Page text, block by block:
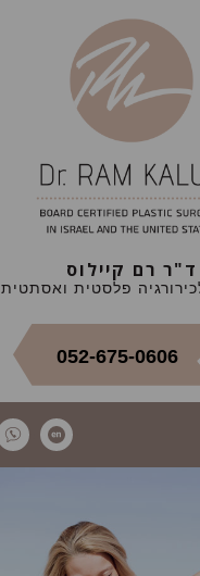
ד"ר רם קיילוס
פלסטית ואסתטית
052-675-0606